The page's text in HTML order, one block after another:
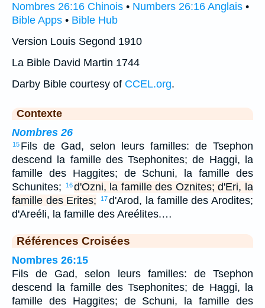
Nombres 26:16 Chinois • Numbers 26:16 Anglais •
Bible Apps • Bible Hub
Version Louis Segond 1910
La Bible David Martin 1744
Darby Bible courtesy of CCEL.org.
Contexte
Nombres 26
15 Fils de Gad, selon leurs familles: de Tsephon
descend la famille des Tsephonites; de Haggi, la
famille des Haggites; de Schuni, la famille des
Schunites;
16 d'Ozni, la famille des Oznites; d'Eri, la
famille des Erites;
17d'Arod, la famille des Arodites;
d'Areéli, la famille des Areélites.…
Références Croisées
Nombres 26:15
Fils de Gad, selon leurs familles: de Tsephon
descend la famille des Tsephonites; de Haggi, la
famille des Haggites; de Schuni, la famille des